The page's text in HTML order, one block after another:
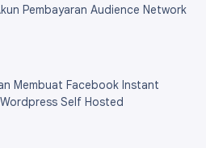
Pembayaran Audience Network
Membuat Facebook Instant
Self Hosted